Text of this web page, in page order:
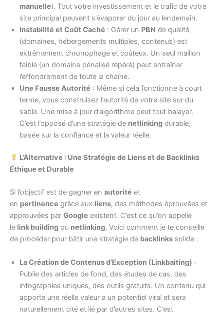
manuelle). Tout votre investissement et le trafic de votre
site principal peuvent s’évaporer du jour au lendemain.
Instabilité et Coût Caché : Gérer un PBN de qualité
(domaines, hébergements multiples, contenus) est
extrêmement chronophage et coûteux. Un seul maillon
faible (un domaine pénalisé repéré) peut entraîner
l’effondrement de toute la chaîne.
Une Fausse Autorité : Même si cela fonctionne à court
terme, vous construisez l’autorité de votre site sur du
sable. Une mise à jour d’algorithme peut tout balayer.
C’est l’opposé d’une stratégie de netlinking durable,
basée sur la confiance et la valeur réelle.
L’Alternative : Une Stratégie de Liens et de Backlinks
Éthique et Durable
Si l’objectif est de gagner en autorité et
en pertinence grâce aux liens, des méthodes éprouvées et
approuvées par Google existent. C’est ce qu’on appelle
le link building ou netlinking. Voici comment je te conseille
de procéder pour bâtir une stratégie de backlinks solide :
La Création de Contenus d’Exception (Linkbaiting) :
Publie des articles de fond, des études de cas, des
infographies uniques, des outils gratuits. Un contenu qui
apporte une réelle valeur a un potentiel viral et sera
naturellement cité et lié par d’autres sites. C’est